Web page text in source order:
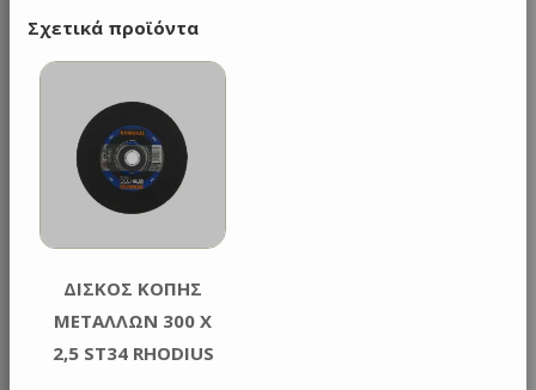
Σχετικά προϊόντα
ΔΙΣΚΟΣ ΚΟΠΗΣ
ΜΕΤΑΛΛΩΝ 300 Χ
2,5 ST34 RHODIUS